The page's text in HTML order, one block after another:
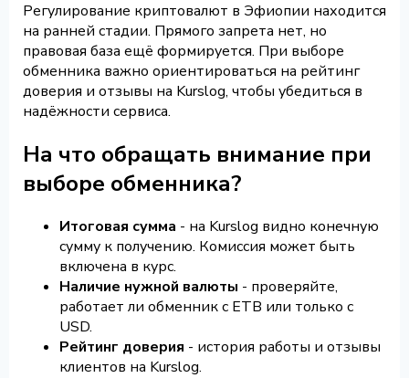
Регулирование криптовалют в Эфиопии находится
на ранней стадии. Прямого запрета нет, но
правовая база ещё формируется. При выборе
обменника важно ориентироваться на рейтинг
доверия и отзывы на Kurslog, чтобы убедиться в
надёжности сервиса.
На что обращать внимание при
выборе обменника?
Итоговая сумма - на Kurslog видно конечную
сумму к получению. Комиссия может быть
включена в курс.
Наличие нужной валюты - проверяйте,
работает ли обменник с ETB или только с
USD.
Рейтинг доверия - история работы и отзывы
клиентов на Kurslog.